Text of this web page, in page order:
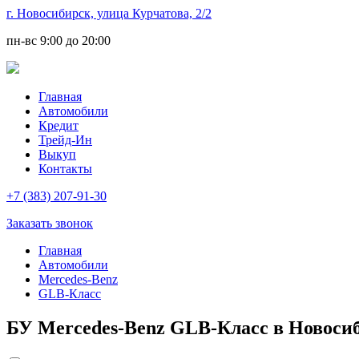
г. Новосибирск, улица Курчатова, 2/2
пн-вс 9:00 до 20:00
Главная
Автомобили
Кредит
Трейд-Ин
Выкуп
Контакты
+7 (383) 207-91-30
Заказать звонок
Главная
Автомобили
Mercedes-Benz
GLB-Класс
БУ Mercedes-Benz GLB-Класс в